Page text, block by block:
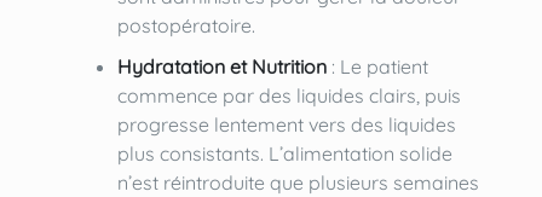
postopératoire.
Hydratation et Nutrition: Le patient
commence par des liquides clairs, puis
progresse lentement vers des liquides
plus consistants. L’alimentation solide
n’est réintroduite que plusieurs semaines